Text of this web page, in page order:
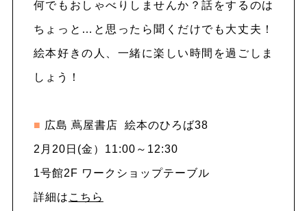
何でもおしゃべりしませんか？話をするのは
ちょっと…と思ったら聞くだけでも大丈夫！
絵本好きの人、一緒に楽しい時間を過ごしま
しょう！
■ 広島 蔦屋書店 絵本のひろば38
2月20日(金）11:00～12:30
1号館2F ワークショップテーブル
詳細は こちら